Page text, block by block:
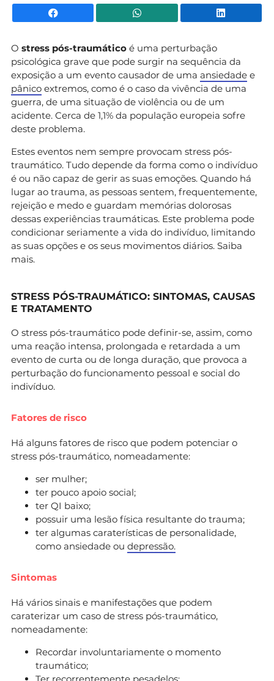
Facebook WhatsApp
O stress pós-traumático é uma perturbação
psicológica grave que pode surgir na sequência da
exposição a um evento causador de uma ansiedade e
pânico extremos, como é o caso da vivência de uma
guerra, de uma situação de violência ou de um
acidente. Cerca de 1,1% da população europeia sofre
deste problema.
Estes eventos nem sempre provocam stress pós-
traumático. Tudo depende da forma como o indivíduo
é ou não capaz de gerir as suas emoções. Quando há
lugar ao trauma, as pessoas sentem, frequentemente,
rejeição e medo e guardam memórias dolorosas
dessas experiências traumáticas. Este problema pode
condicionar seriamente a vida do indivíduo, limitando
as suas opções e os seus movimentos diários. Saiba
mais.
STRESS PÓS-TRAUMÁTICO: SINTOMAS, CAUSAS
E TRATAMENTO
O stress pós-traumático pode definir-se, assim, como
uma reação intensa, prolongada e retardada a um
evento de curta ou de longa duração, que provoca a
perturbação do funcionamento pessoal e social do
indivíduo.
Fatores de risco
Há alguns fatores de risco que podem potenciar o
stress pós-traumático, nomeadamente:
ser mulher;
ter pouco apoio social;
ter QI baixo;
possuir uma lesão física resultante do trauma;
ter algumas caraterísticas de personalidade,
como ansiedade ou depressão.
Sintomas
Há vários sinais e manifestações que podem
caraterizar um caso de stress pós-traumático,
nomeadamente:
Recordar involuntariamente o momento
traumático;
Ter recorrentemente pesadelos;